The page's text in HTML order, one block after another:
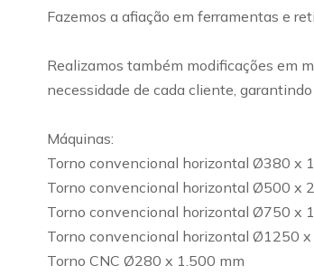
Fazemos a afiação em ferramentas e
Realizamos também modificações em
necessidade de cada cliente,
Máquinas:
Torno convencional horizontal Ø380 x
Torno convencional horizontal Ø500 x
Torno convencional horizontal Ø750 x
Torno convencional horizontal Ø1250
Torno CNC Ø280 x 1.500 mm